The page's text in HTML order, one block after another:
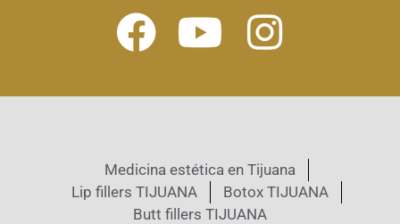
Medicina estética en Tijuana
Lip fillers TIJUANA
Botox TIJUANA
Butt fillers TIJUANA